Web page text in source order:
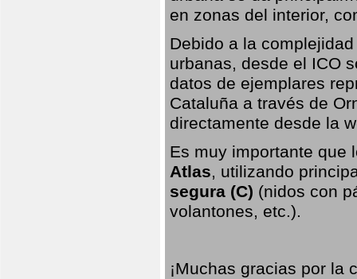
en zonas del interior,
Debido a la
urbanas, desde el ICO
datos de ejemplares
Cataluña a través de
directamente desde la
Es muy importante que
Atlas, utilizando
segura (C) (nidos con
volantones, etc.).
¡Muchas gracias por la